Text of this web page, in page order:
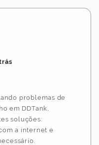
problemas de
em DDTank,
soluções:
a internet e